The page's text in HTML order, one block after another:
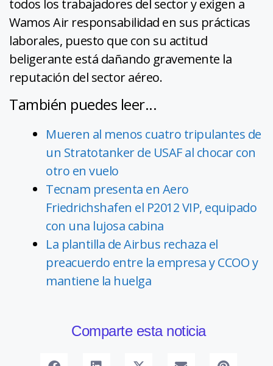
todos los trabajadores del sector y exigen a
Wamos Air responsabilidad en sus prácticas
laborales, puesto que con su actitud
beligerante está dañando gravemente la
reputación del sector aéreo.
También puedes leer...
Mueren al menos cuatro tripulantes de
un Stratotanker de USAF al chocar con
otro en vuelo
Tecnam presenta en Aero
Friedrichshafen el P2012 VIP, equipado
con una lujosa cabina
La plantilla de Airbus rechaza el
preacuerdo entre la empresa y CCOO y
mantiene la huelga
Comparte esta noticia